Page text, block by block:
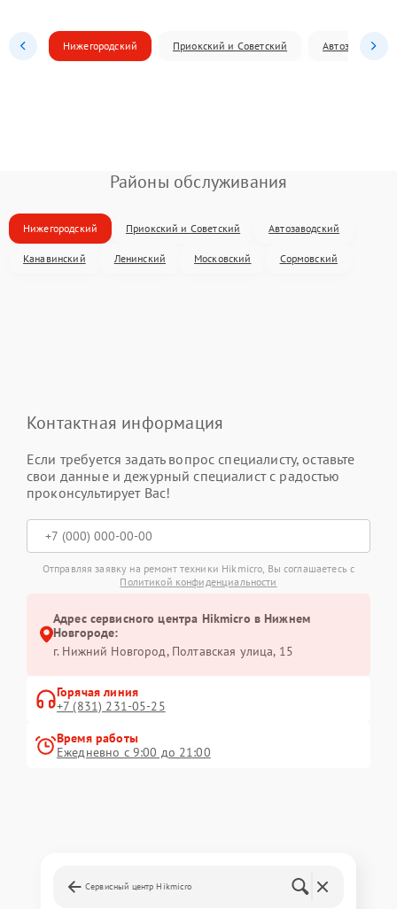
Нижегородский Приокский и Советский Автозаводский
Районы обслуживания
Нижегородский Приокский и Советский Автозаводский
Канавинский Ленинский Московский Сормовский
Контактная информация
Если требуется задать вопрос специалисту, оставьте
свои данные и дежурный специалист с радостью
проконсультирует Вас!
Отправляя заявку на ремонт техники Hikmicro, Вы соглашаетесь с
Политикой конфиденциальности
Адрес сервисного центра Hikmicro в Нижнем
Новгороде:
г. Нижний Новгород, Полтавская улица, 15
Горячая линия
+7 (831) 231-05-25
Время работы
Ежедневно с 9:00 до 21:00
Сервисный центр Hikmicro